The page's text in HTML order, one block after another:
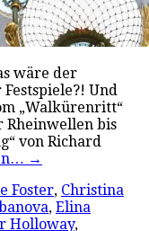
wäre der
Und
„Walkürenritt“
Rheinwellen bis
von Richard
→
Foster, Christina
, Elina
Holloway,